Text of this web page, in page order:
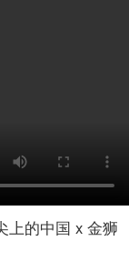
上的中国 x 金狮